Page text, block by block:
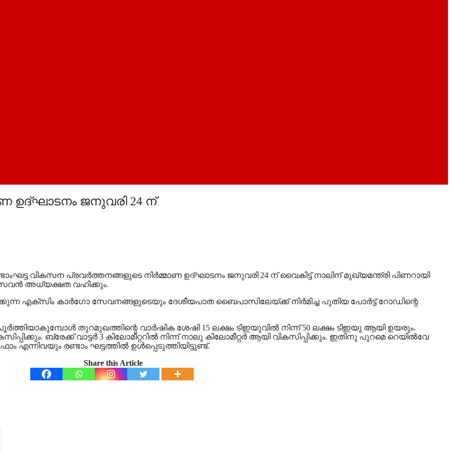
ഉദ്ഘാടനം ജനുവരി 24 ന്
വികസന പ്രവര്‍ത്തനങ്ങളുടെ നിര്‍മ്മാണ ഉദ്ഘാടനം ജനുവരി 24 ന് വൈകിട്ട് നാലിന് മുഖ്യമന്ത്രി പിണറായി
അധ്യക്ഷത വഹിക്കും.
എക്സിം കാര്‍ഗോ സേവനങ്ങളുടെയും ദേശീയപാത ബൈപാസിലേയ്ക്ക് നിര്‍മിച്ച പുതിയ പോര്‍ട്ട് റോഡിന്റെ
തുറമുഖത്തിന്റെ വാര്‍ഷിക ശേഷി 15 ലക്ഷം ടിഇയുവില്‍ നിന്ന് 50 ലക്ഷം ടിഇയു ആയി ഉയരും.
ബ്രേക്ക് വാട്ടര്‍ 3 കിലോമീറ്ററില്‍ നിന്ന് നാലു കിലോമീറ്റര്‍ ആയി വികസിപ്പിക്കും. ഇതിനു പുറമെ റെയില്‍വേ
എന്നിവയും രണ്ടാം ഘട്ടത്തില്‍ ഉള്‍പ്പെടുത്തിയിട്ടുണ്ട്.
Share this Article